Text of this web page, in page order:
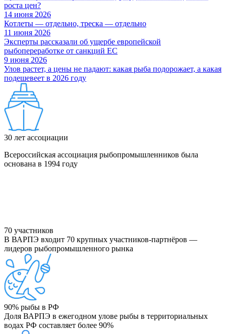
роста цен?
14 июня 2026
Котлеты — отдельно, треска — отдельно
11 июня 2026
Эксперты рассказали об ущербе европейской
рыбопереработке от санкций ЕС
9 июня 2026
Улов растет, а цены не падают: какая рыба подорожает, а какая
подешевеет в 2026 году
30 лет ассоциации
Всероссийская ассоциация рыбопромышленников была
основана в 1994 году
70 участников
В ВАРПЭ входит 70 крупных участников-партнёров —
лидеров рыбопромышленного рынка
90% рыбы в РФ
Доля ВАРПЭ в ежегодном улове рыбы в территориальных
водах РФ составляет более 90%